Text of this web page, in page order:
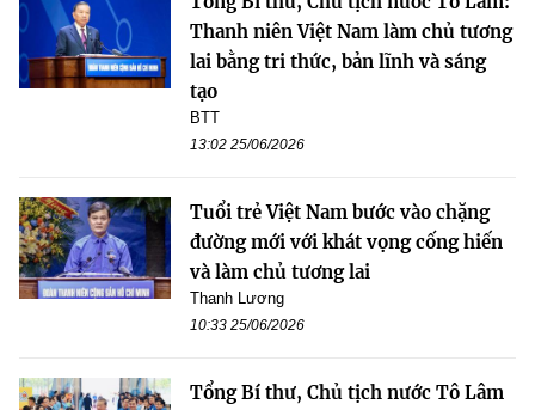
Thanh niên Việt Nam làm chủ tương
lai bằng tri thức, bản lĩnh và sáng
tạo
BTT
13:02 25/06/2026
Tuổi trẻ Việt Nam bước vào chặng
đường mới với khát vọng cống hiến
và làm chủ tương lai
Thanh Lương
10:33 25/06/2026
Tổng Bí thư, Chủ tịch nước Tô Lâm